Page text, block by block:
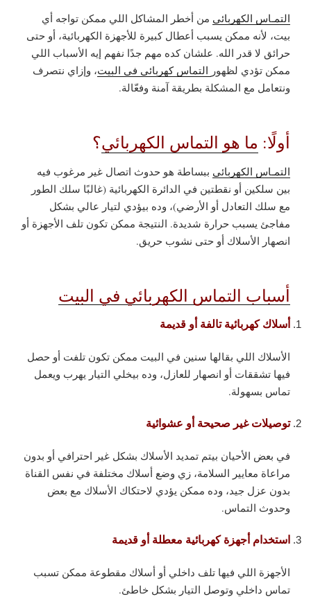
التمـاس الكهربائي من أخطر المشاكل اللي ممكن تواجه أي
بيت، لأنه ممكن يسبب أعطال كبيرة للأجهزة الكهربائية، أو حتى
حرائق لا قدر الله. علشان كده مهم جدًا نفهم إيه الأسباب اللي
ممكن تؤدي لظهور التماس كهربائي في البيت، وإزاي نتصرف
ونتعامل مع المشكلة بطريقة آمنة وفعّالة.
أولًا: ما هو التماس الكهربائي؟
التمـاس الكهربائي ببساطة هو حدوث اتصال غير مرغوب فيه
بين سلكين أو نقطتين في الدائرة الكهربائية (غالبًا سلك الطور
مع سلك التعادل أو الأرضي)، وده بيؤدي لتيار عالي بشكل
مفاجئ يسبب حرارة شديدة. النتيجة ممكن تكون تلف الأجهزة أو
انصهار الأسلاك أو حتى نشوب حريق.
أسباب التماس الكهربائي في البيت
أسلاك كهربائية تالفة أو قديمة
الأسلاك اللي بقالها سنين في البيت ممكن تكون تلفت أو حصل
فيها تشققات أو انصهار للعازل، وده بيخلي التيار يهرب ويعمل
تماس بسهولة.
توصيلات غير صحيحة أو عشوائية
في بعض الأحيان بيتم تمديد الأسلاك بشكل غير احترافي أو بدون
مراعاة معايير السلامة، زي وضع أسلاك مختلفة في نفس القناة
بدون عزل جيد، وده ممكن يؤدي لاحتكاك الأسلاك مع بعض
وحدوث التماس.
استخدام أجهزة كهربائية معطلة أو قديمة
الأجهزة اللي فيها تلف داخلي أو أسلاك مقطوعة ممكن تسبب
تماس داخلي وتوصل التيار بشكل خاطئ.